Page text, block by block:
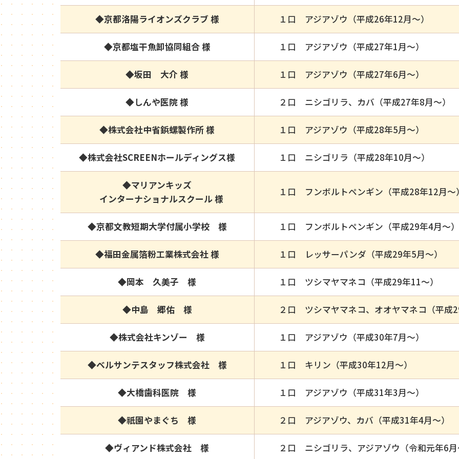
◆京都洛陽ライオンズクラブ 様 １口 アジアゾウ（平成26年12月～）
◆京都塩干魚卸協同組合 様 １口 アジアゾウ（平成27年1月～）
◆坂田 大介 様 １口 アジアゾウ（平成27年6月～）
◆しんや医院 様 ２口 ニシゴリラ、カバ（平成27年8月～）
◆株式会社中省鋲螺製作所 様 １口 アジアゾウ（平成28年5月～）
◆株式会社SCREENホールディングス様 １口 ニシゴリラ（平成28年10月～）
◆マリアンキッズ
インターナショナルスクール 様
１口 フンボルトペンギン（平成28年12月～
◆京都文教短期大学付属小学校 様 １口 フンボルトペンギン（平成29年4月～
◆福田金属箔粉工業株式会社 様 １口 レッサーパンダ（平成29年5月～）
◆岡本 久美子 様 １口 ツシマヤマネコ（平成29年11～）
◆中島 郷佑 様 ２口 ツシマヤマネコ、オオヤマネコ（平成
◆株式会社キンゾー 様 １口 アジアゾウ（平成30年7月～）
◆ベルサンテスタッフ株式会社 様 １口 キリン（平成30年12月～）
◆大橋歯科医院 様 １口 アジアゾウ（平成31年3月～）
◆祇園やまぐち 様 ２口 アジアゾウ、カバ（平成31年4月～）
◆ヴィアンド株式会社 様 ２口 ニシゴリラ、アジアゾウ（令和元年6